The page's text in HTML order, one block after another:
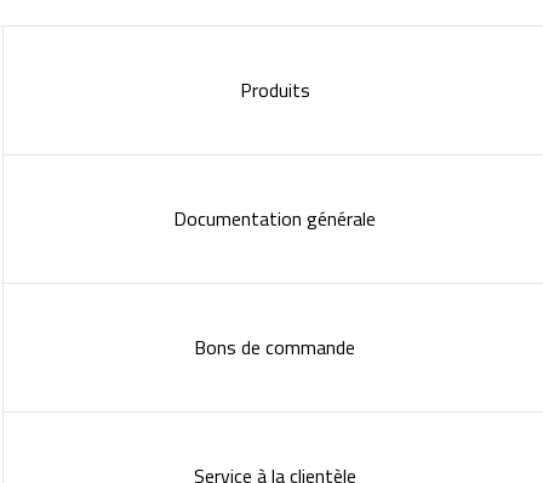
Produits
Documentation générale
Bons de commande
Service à la clientèle